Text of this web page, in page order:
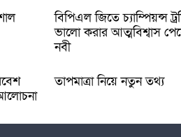
বিপিএল জিতে চ্যাম্পিয়ন্স
ভালো করার আত্মবিশ্বাস
নবী
তাপমাত্রা নিয়ে নতুন তথ্য